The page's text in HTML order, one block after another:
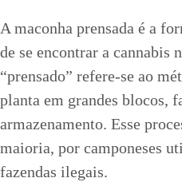
A maconha prensada é a
de se encontrar a cannabis
“prensado” refere-se ao
planta em grandes blocos,
armazenamento. Esse
maioria, por camponeses
fazendas ilegais.